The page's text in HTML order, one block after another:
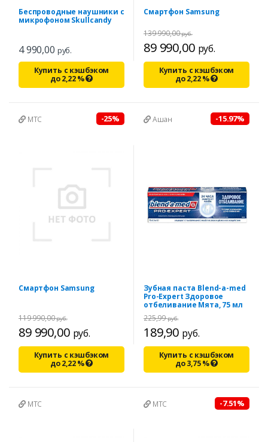
Беспроводные наушники с
микрофоном Skullcandy
4 990,00 руб.
Купить с кэшбэком
до2,22%
Смартфон Samsung
89 990,00 руб.
139 990,00руб.
Купить с кэшбэком
до2,22%
МТС -25%
Смартфон Samsung
89 990,00 руб.
119 990,00руб.
Купить с кэшбэком
до2,22%
Ашан -15.97%
Зубная паста Blend-a-med
Pro-Expert Здоровое
отбеливание Мята, 75 мл
189,90 руб.
225,99руб.
Купить с кэшбэком
до3,75%
МТС МТС -7.51%